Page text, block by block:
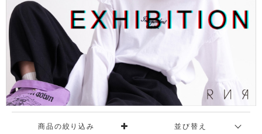
商品の絞り込み 並び替え